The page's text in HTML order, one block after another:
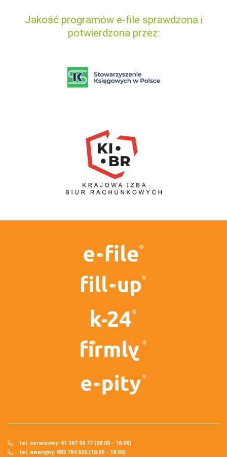
Jakość programów e-file sprawdzona i
potwierdzona przez:
tel. serwisowy: 61 307 00 77 (08:00 - 16:00)
tel. awaryjny: 883 784 626 (16:00 - 18:00)